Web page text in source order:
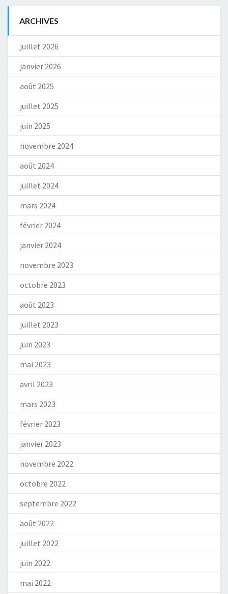
ARCHIVES
juillet 2026
janvier 2026
août 2025
juillet 2025
juin 2025
novembre 2024
août 2024
juillet 2024
mars 2024
février 2024
janvier 2024
novembre 2023
octobre 2023
août 2023
juillet 2023
juin 2023
mai 2023
avril 2023
mars 2023
février 2023
janvier 2023
novembre 2022
octobre 2022
septembre 2022
août 2022
juillet 2022
juin 2022
mai 2022